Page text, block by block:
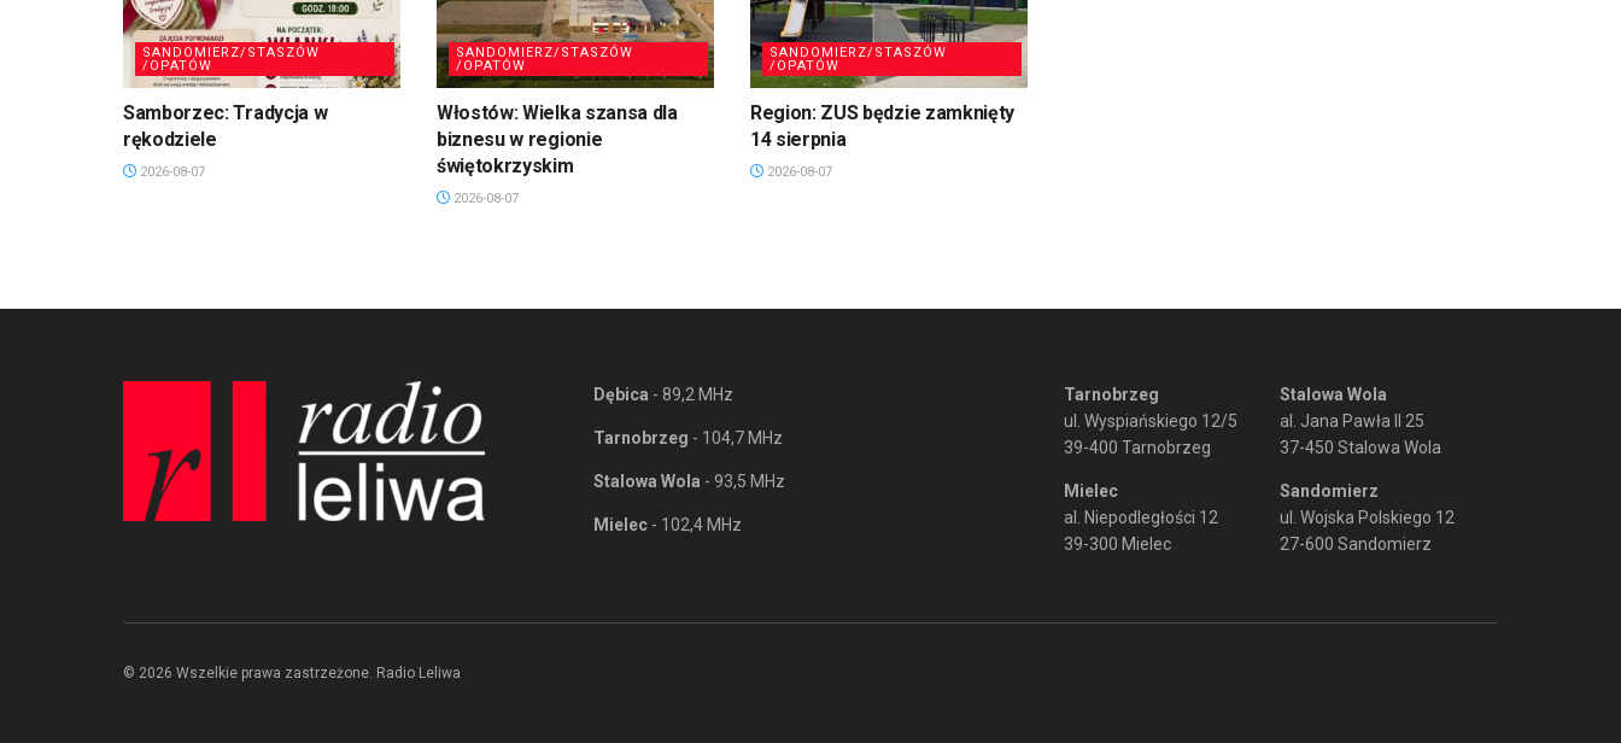
SANDOMIERZ/STASZÓW
/OPATÓW
Samborzec: Tradycja w
rękodziele
2026-08-07
SANDOMIERZ/STASZÓW
/OPATÓW
Włostów: Wielka szansa dla
biznesu w regionie
świętokrzyskim
2026-08-07
SANDOMIERZ/STASZÓW
/OPATÓW
Region: ZUS będzie zamknięty
14 sierpnia
2026-08-07
Dębica - 89,2 MHz
Tarnobrzeg - 104,7 MHz
Stalowa Wola - 93,5 MHz
Mielec - 102,4 MHz
Tarnobrzeg
ul. Wyspiańskiego 12/5
39-400 Tarnobrzeg
Mielec
al. Niepodległości 12
39-300 Mielec
Stalowa Wola
al. Jana Pawła II 25
37-450 Stalowa Wola
Sandomierz
ul. Wojska Polskiego 12
27-600 Sandomierz
© 2026 Wszelkie prawa zastrzeżone. Radio Leliwa